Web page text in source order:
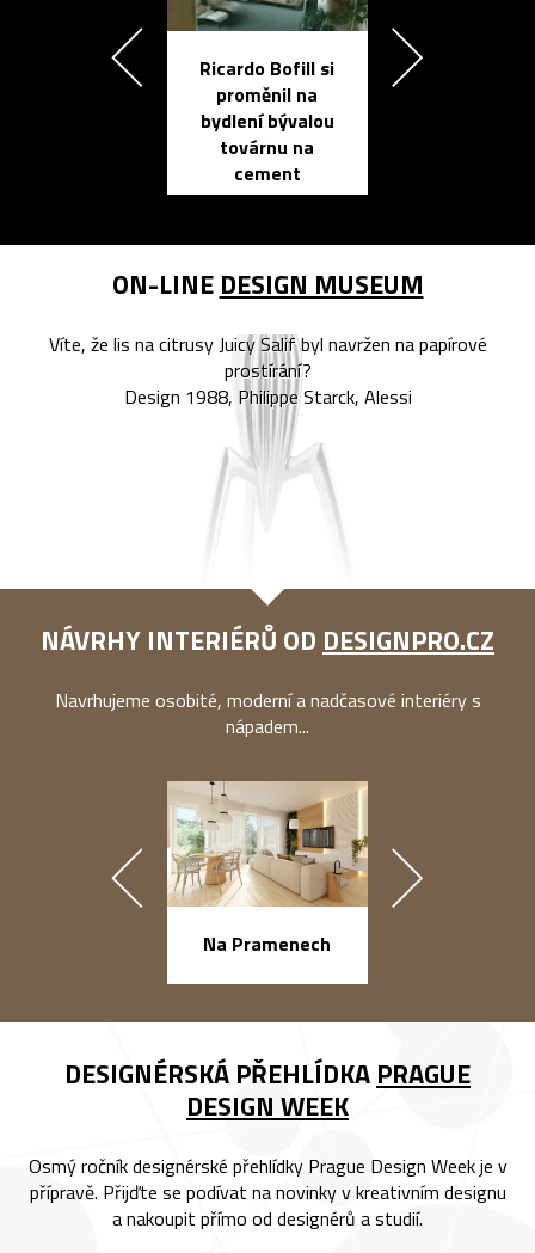
Ricardo Bofill si
proměnil na
bydlení bývalou
továrnu na
cement
ON-LINE DESIGN MUSEUM
Víte, že lis na citrusy Juicy Salif byl navržen na papírové
prostírání?
Design 1988, Philippe Starck, Alessi
NÁVRHY INTERIÉRŮ OD DESIGNPRO.CZ
Navrhujeme osobité, moderní a nadčasové interiéry s
nápadem...
Na Pramenech
DESIGNÉRSKÁ PŘEHLÍDKA PRAGUE
DESIGN WEEK
Osmý ročník designérské přehlídky Prague Design Week je v
přípravě. Přijďte se podívat na novinky v kreativním designu
a nakoupit přímo od designérů a studií.